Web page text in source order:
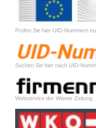
Prüfen Sie hier UID-Nummern
Suchen Sie hier nach UID-
Webservice der Wiener Zeitung